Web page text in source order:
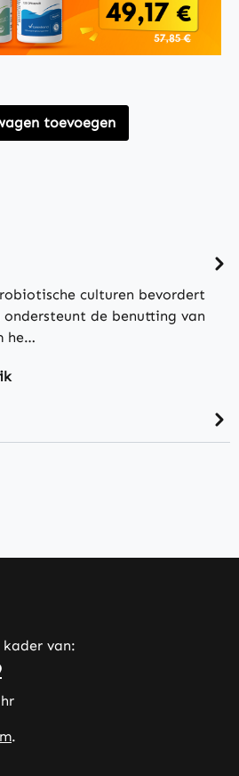
toevoegen
culturen bevordert
de benutting van
he…
van:
.